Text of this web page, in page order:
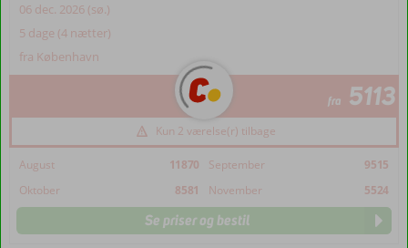
06 dec. 2026 (sø.)
5 dage (4 nætter)
fra København
fra 5113
Kun 2 værelse(r) tilbage
August 11870 September
9515
Oktober
8581 November 5524
Se priser og bestil